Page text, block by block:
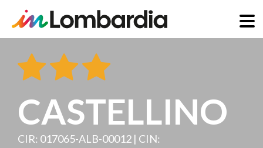
zum
Inhalt
CASTELLINO
CIR: 017065-ALB-00012 | CIN: